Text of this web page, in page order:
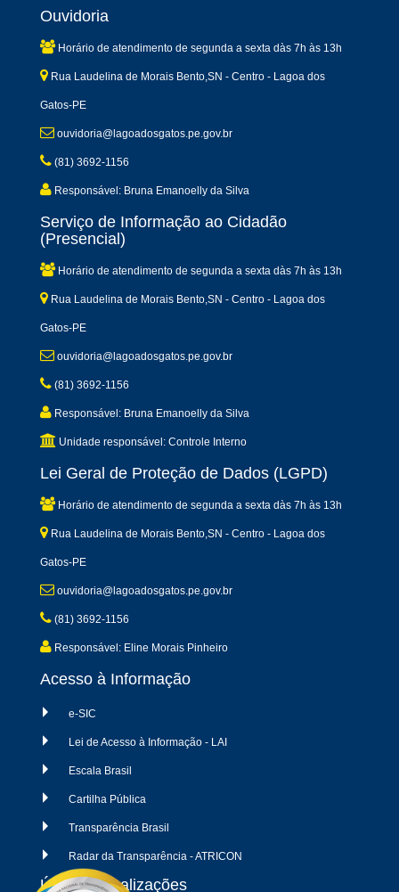
Ouvidoria
Horário de atendimento de segunda a sexta dàs 7h às 13h
Rua Laudelina de Morais Bento,SN - Centro - Lagoa dos
Gatos-PE
ouvidoria@lagoadosgatos.pe.gov.br
(81) 3692-1156
Responsável: Bruna Emanoelly da Silva
Serviço de Informação ao Cidadão
(Presencial)
Horário de atendimento de segunda a sexta dàs 7h às 13h
Rua Laudelina de Morais Bento,SN - Centro - Lagoa dos
Gatos-PE
ouvidoria@lagoadosgatos.pe.gov.br
(81) 3692-1156
Responsável: Bruna Emanoelly da Silva
Unidade responsável: Controle Interno
Lei Geral de Proteção de Dados (LGPD)
Horário de atendimento de segunda a sexta dàs 7h às 13h
Rua Laudelina de Morais Bento,SN - Centro - Lagoa dos
Gatos-PE
ouvidoria@lagoadosgatos.pe.gov.br
(81) 3692-1156
Responsável: Eline Morais Pinheiro
Acesso à Informação
e-SIC
Lei de Acesso à Informação - LAI
Escala Brasil
Cartilha Pública
Transparência Brasil
Radar da Transparência - ATRICON
Últimas atualizações